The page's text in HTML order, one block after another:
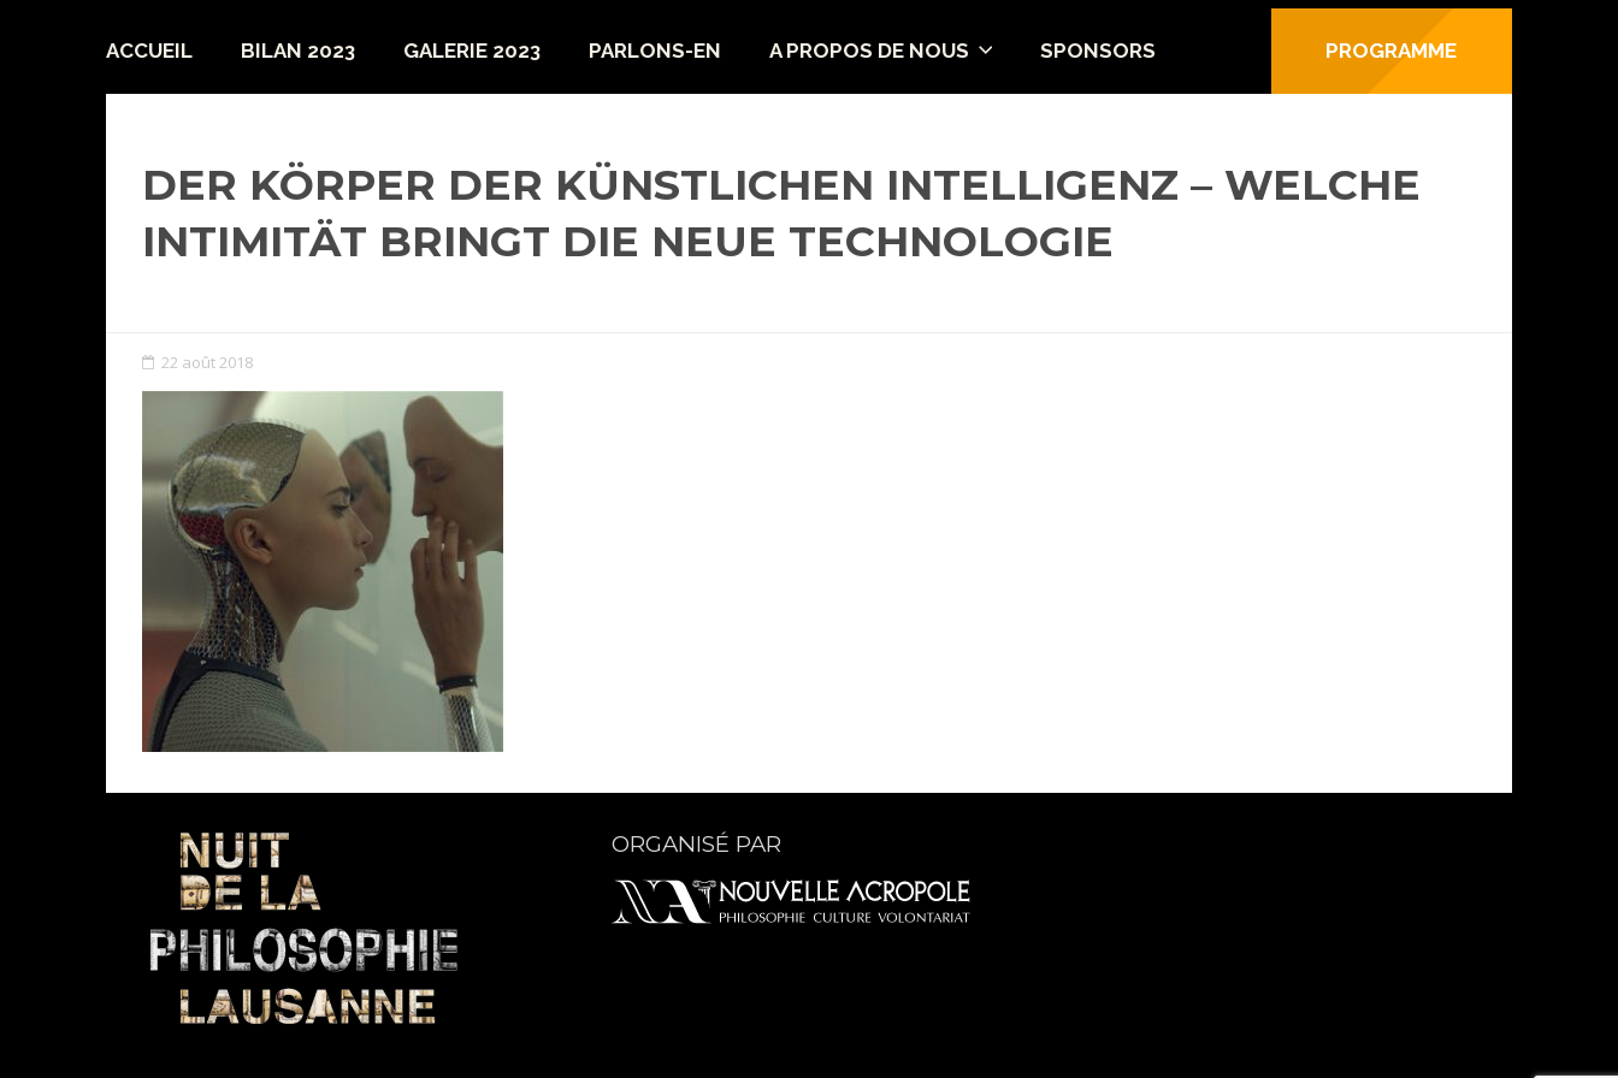
PROGRAMME
ACCUEIL BILAN 2023 GALERIE 2023 PARLONS-EN A PROPOS DE NOUS SPONSORS
DER KÖRPER DER KÜNSTLICHEN INTELLIGENZ – WELCHE
INTIMITÄT BRINGT DIE NEUE TECHNOLOGIE
22 août 2018
ORGANISÉ PAR